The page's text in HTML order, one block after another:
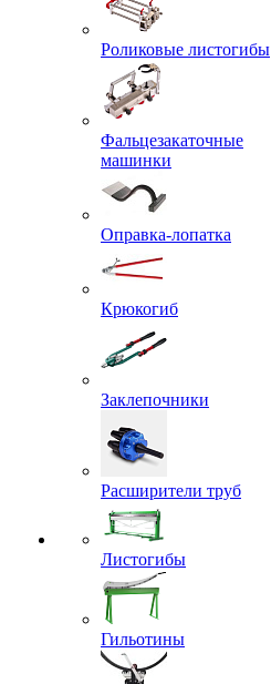
Роликовые листогибы
Фальцезакаточные
машинки
Оправка-лопатка
Крюкогиб
Заклепочники
Расширители труб
Листогибы
Гильотины